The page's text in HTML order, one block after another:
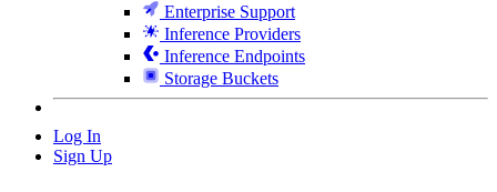
Enterprise Support
Inference Providers
Inference Endpoints
Storage Buckets
Log In
Sign Up